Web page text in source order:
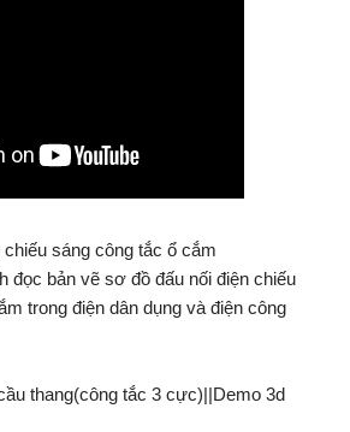
sáng công tắc ổ cắm
đọc bản vẽ sơ đồ đấu nối điện chiếu
trong điện dân dụng và điện công
thang(công tắc 3 cực)||Demo 3d